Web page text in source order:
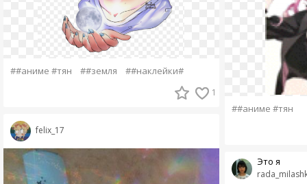
##аниме #тян ##земля ##наклейки#
1
felix_17
##аниме #тян
Это я